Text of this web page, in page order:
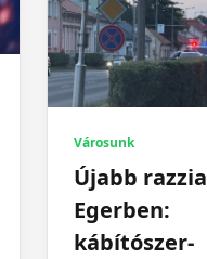
Városunk
Újabb razzia
Egerben:
kábítószer-